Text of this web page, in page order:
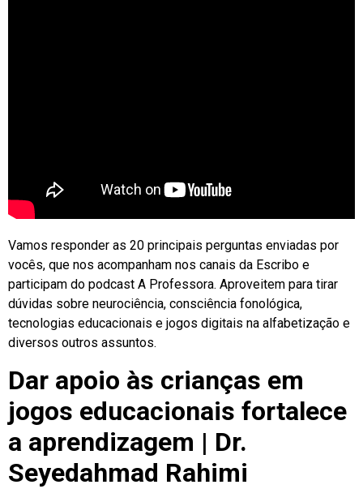
Vamos responder as 20 principais perguntas enviadas por
vocês, que nos acompanham nos canais da Escribo e
participam do podcast A Professora. Aproveitem para tirar
dúvidas sobre neurociência, consciência fonológica,
tecnologias educacionais e jogos digitais na alfabetização e
diversos outros assuntos.
Dar apoio às crianças em
jogos educacionais fortalece
a aprendizagem | Dr.
Seyedahmad Rahimi